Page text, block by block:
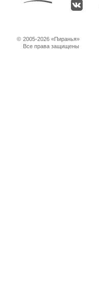
© 2005-2026 «Пиранья»
Все права защищены